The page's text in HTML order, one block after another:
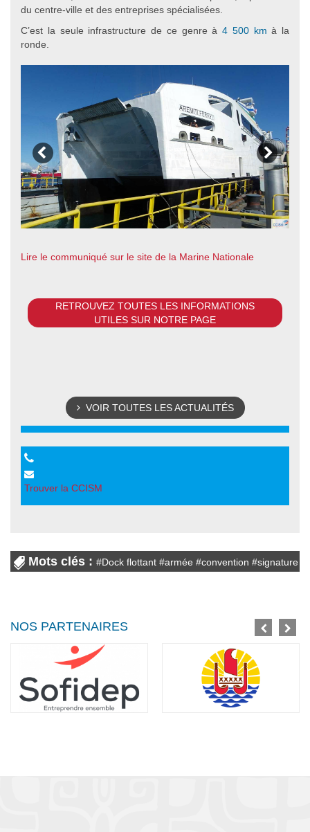
du centre-ville et des entreprises spécialisées.
C’est la seule infrastructure de ce genre à 4 500 km à la
ronde.
Lire le communiqué sur le site de la Marine Nationale
RETROUVEZ TOUTES LES INFORMATIONS
UTILES SUR NOTRE PAGE
VOIR TOUTES LES ACTUALITÉS
Trouver la CCISM
Mots clés : #Dock flottant #armée #convention #signature
NOS PARTENAIRES